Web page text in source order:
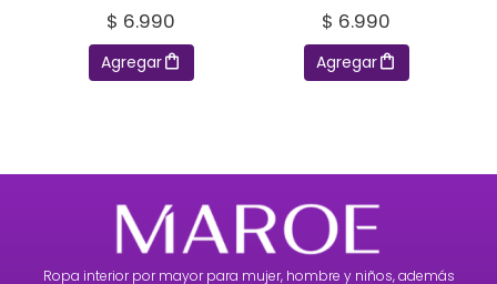
$ 6.990
Agregar
$ 6.990
Agregar
Ropa interior por mayor para mujer, hombre y niños, además